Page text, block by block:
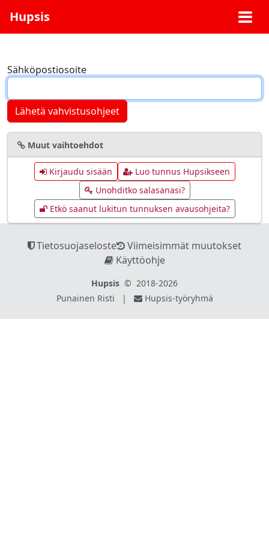
Hupsis
Sähköpostiosoite
Muut vaihtoehdot
Kirjaudu sisään
Luo tunnus Hupsikseen
Unohditko salasanasi?
Etkö saanut lukitun tunnuksen avausohjeita?
Tietosuojaseloste
Viimeisimmät muutokset
Käyttöohje
Hupsis © 2018-2026
Punainen Risti
| Hupsis-työryhmä